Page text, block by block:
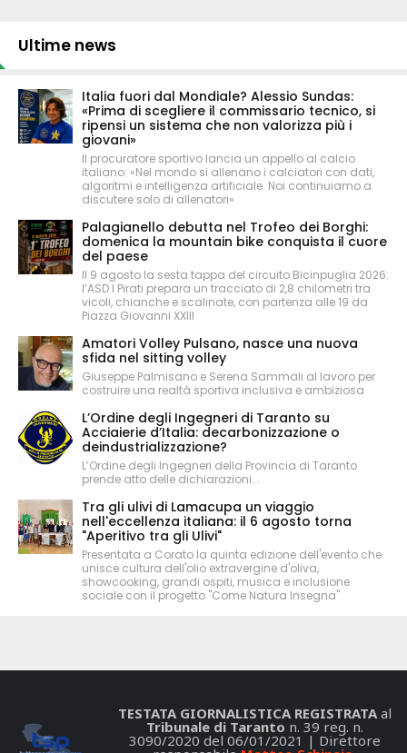
Ultime news
Italia fuori dal Mondiale? Alessio Sundas:
«Prima di scegliere il commissario tecnico, si
ripensi un sistema che non valorizza più i
giovani»
Il procuratore sportivo lancia un appello al calcio
italiano: «Nel mondo si allenano i calciatori con dati,
algoritmi e intelligenza artificiale. Noi continuiamo a
discutere solo di allenatori»
Palagianello debutta nel Trofeo dei Borghi:
domenica la mountain bike conquista il cuore
del paese
Il 9 agosto la sesta tappa del circuito Bicinpuglia 2026:
l’ASD I Pirati prepara un tracciato di 2,8 chilometri tra
vicoli, chianche e scalinate, con partenza alle 19 da
Piazza Giovanni XXIII
Amatori Volley Pulsano, nasce una nuova
sfida nel sitting volley
Giuseppe Palmisano e Serena Sammali al lavoro per
costruire una realtà sportiva inclusiva e ambiziosa
L’Ordine degli Ingegneri di Taranto su
Acciaierie d’Italia: decarbonizzazione o
deindustrializzazione?
L’Ordine degli Ingegneri della Provincia di Taranto
prende atto delle dichiarazioni...
Tra gli ulivi di Lamacupa un viaggio
nell'eccellenza italiana: il 6 agosto torna
"Aperitivo tra gli Ulivi"
Presentata a Corato la quinta edizione dell'evento che
unisce cultura dell'olio extravergine d'oliva,
showcooking, grandi ospiti, musica e inclusione
sociale con il progetto "Come Natura Insegna"
TESTATA GIORNALISTICA REGISTRATAal
Tribunale di Taranto n. 39 reg. n.
3090/2020 del 06/01/2021 | Direttore